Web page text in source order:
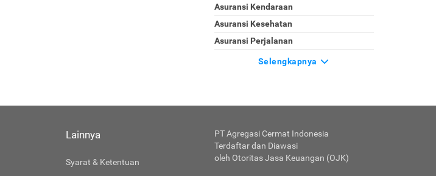
Asuransi Kendaraan
Asuransi Kesehatan
Asuransi Perjalanan
Selengkapnya
Lainnya
Syarat & Ketentuan
PT Agregasi Cermat Indonesia
Terdaftar dan Diawasi
oleh Otoritas Jasa Keuangan (OJK)